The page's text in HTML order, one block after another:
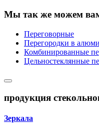
Мы так же можем
Переговорные
Перегородки в
Комбинированные
Цельностеклянные
продукция
Зеркала